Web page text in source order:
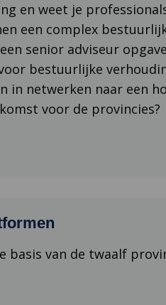
en weet je
een complex
een senior adviseur
bestuurlijke
in netwerken naar een
voor de provincies?
basis van de twaalf